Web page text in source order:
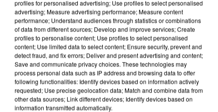
APRÈS TOUTES CES CANICULES, LES REFUGES
DE FAUNE SAUVAGE SONT...
profiles for personalised advertising; Use profiles to select personalised
advertising; Measure advertising performance; Measure content
performance; Understand audiences through statistics or combinations
of data from different sources; Develop and improve services; Create
profiles to personalise content; Use profiles to select personalised
content; Use limited data to select content; Ensure security, prevent and
detect fraud, and fix errors; Deliver and present advertising and content;
Save and communicate privacy choices. These technologies may
process personal data such as IP address and browsing data to offer
following functionalities: Identify devices based on information actively
requested; Use precise geolocation data; Match and combine data from
other data sources; Link different devices; Identify devices based on
information transmitted automatically.